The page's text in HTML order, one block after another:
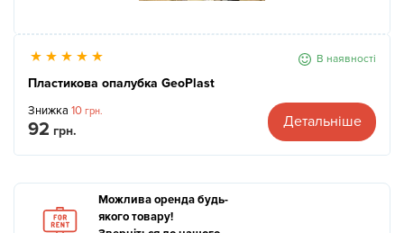
В наявності
Пластикова опалубка GeoPlast
Знижка 10 грн.
92 грн.
Детальніше
Можлива оренда будь-
якого товару!